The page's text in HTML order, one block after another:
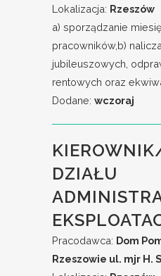
Lokalizacja: Rzeszów
a) sporządzanie
pracowników,b)
jubileuszowych,
rentowych oraz
Dodane: wczoraj
DZIAŁU
Pracodawca: Dom
Rzeszowie ul. mjr H.